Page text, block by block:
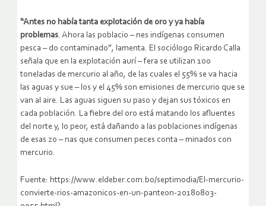
“Antes no había tanta explotación de oro y ya había
problemas. Ahora las poblacio – nes indígenas consumen
pesca – do contaminado”, lamenta. El sociólogo Ricardo Calla
señala que en la explotación aurí – fera se utilizan 100
toneladas de mercurio al año, de las cuales el 55% se va hacia
las aguas y sue – los y el 45% son emisiones de mercurio que se
van al aire. Las aguas siguen su paso y dejan sus tóxicos en
cada población. La fiebre del oro está matando los afluentes
del norte y, lo peor, está dañando a las poblaciones indígenas
de esas zo – nas que consumen peces conta – minados con
mercurio.
Fuente: https://www.eldeber.com.bo/septimodia/El-mercurio-
convierte-rios-amazonicos-en-un-panteon-20180803-